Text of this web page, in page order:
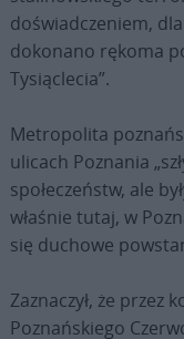
doświadczeniem,
dokonano rękoma
Tysiąclecia”.
Metropolita
ulicach Poznania
społeczeństw, ale
właśnie tutaj, w
się duchowe
Zaznaczył, że przez
Poznańskiego